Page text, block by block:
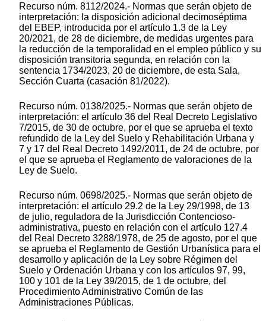
Recurso núm. 8112/2024.- Normas que serán objeto de
interpretación: la disposición adicional decimoséptima
del EBEP, introducida por el artículo 1.3 de la Ley
20/2021, de 28 de diciembre, de medidas urgentes para
la reducción de la temporalidad en el empleo público y su
disposición transitoria segunda, en relación con la
sentencia 1734/2023, 20 de diciembre, de esta Sala,
Sección Cuarta (casación 81/2022).
Recurso núm. 0138/2025.- Normas que serán objeto de
interpretación: el artículo 36 del Real Decreto Legislativo
7/2015, de 30 de octubre, por el que se aprueba el texto
refundido de la Ley del Suelo y Rehabilitación Urbana y
7 y 17 del Real Decreto 1492/2011, de 24 de octubre, por
el que se aprueba el Reglamento de valoraciones de la
Ley de Suelo.
Recurso núm. 0698/2025.- Normas que serán objeto de
interpretación: el artículo 29.2 de la Ley 29/1998, de 13
de julio, reguladora de la Jurisdicción Contencioso-
administrativa, puesto en relación con el artículo 127.4
del Real Decreto 3288/1978, de 25 de agosto, por el que
se aprueba el Reglamento de Gestión Urbanística para el
desarrollo y aplicación de la Ley sobre Régimen del
Suelo y Ordenación Urbana y con los artículos 97, 99,
100 y 101 de la Ley 39/2015, de 1 de octubre, del
Procedimiento Administrativo Común de las
Administraciones Públicas.